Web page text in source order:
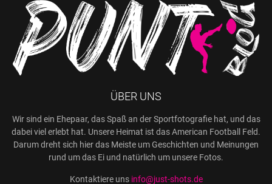
ÜBER UNS
Wir sind ein Ehepaar, das Spaß an der Sportfotografie hat, und das
dabei viel erlebt hat. Unsere Heimat ist das American Football Feld.
Darum dreht sich hier das Meiste um Geschichten und Meinungen
rund um das Ei und natürlich um unsere Fotos.
Kontaktiere uns info@just-shots.de